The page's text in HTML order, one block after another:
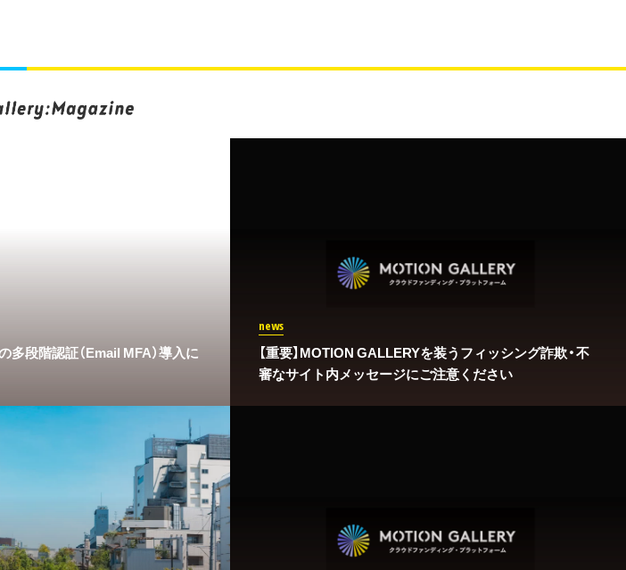
多段階認証（Email MFA）導入に
news
【重要】MOTION GALLERYを装うフィッシング詐欺・不
審なサイト内メッセージにご注意ください